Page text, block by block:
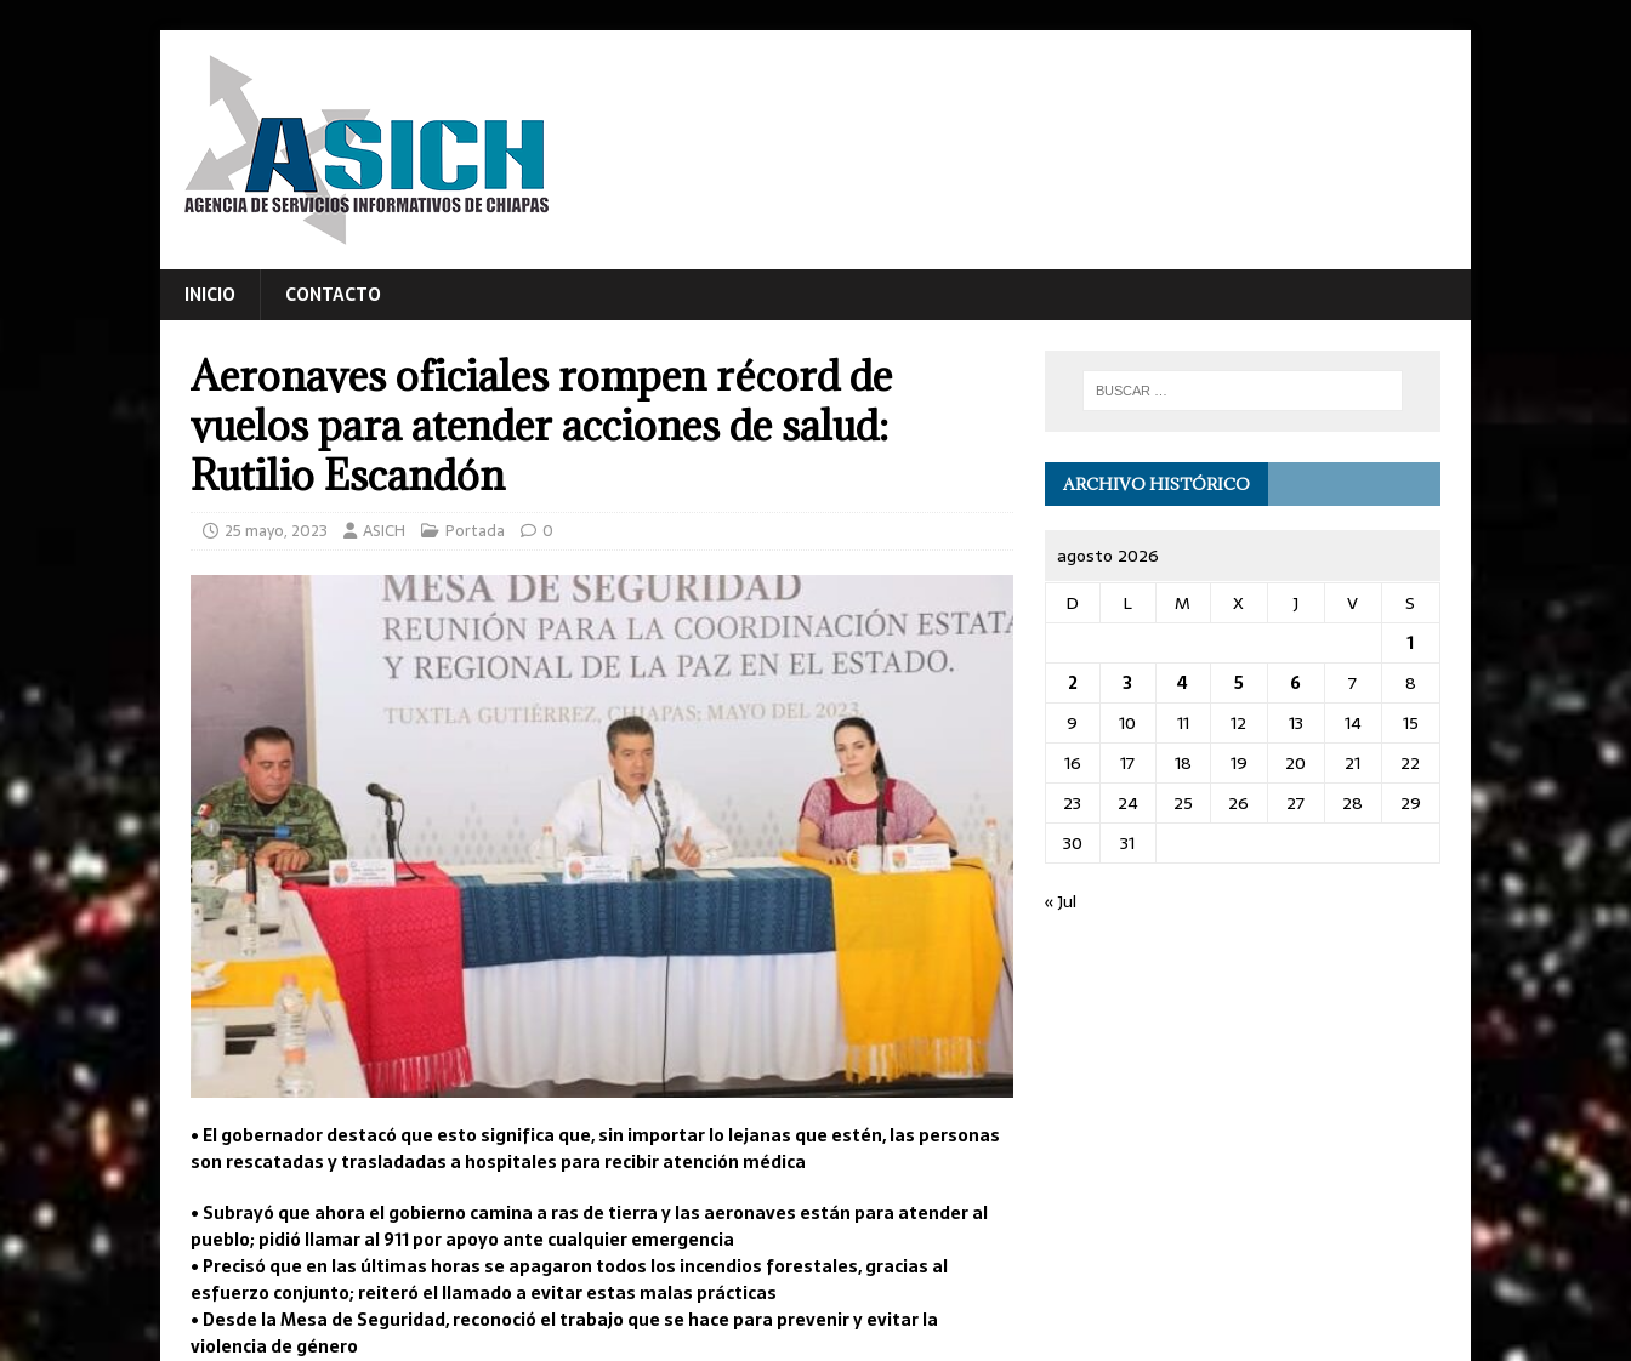
INICIO CONTACTO
Aeronaves oficiales rompen récord de
vuelos para atender acciones de salud:
Rutilio Escandón
25 mayo, 2023 ASICH Portada 0
• El gobernador destacó que esto significa que, sin importar lo lejanas que estén, las personas
son rescatadas y trasladadas a hospitales para recibir atención médica
• Subrayó que ahora el gobierno camina a ras de tierra y las aeronaves están para atender al
pueblo; pidió llamar al 911 por apoyo ante cualquier emergencia
• Precisó que en las últimas horas se apagaron todos los incendios forestales, gracias al
esfuerzo conjunto; reiteró el llamado a evitar estas malas prácticas
• Desde la Mesa de Seguridad, reconoció el trabajo que se hace para prevenir y evitar la
violencia de género
ARCHIVO HISTÓRICO
agosto 2026
D
L M X J V
S
1
2
3 4 5 6 7
8
9
10 11 12 13 14
15
16
17 18 19 20 21
22
23
24 25 26 27 28
29
30
31
« Jul